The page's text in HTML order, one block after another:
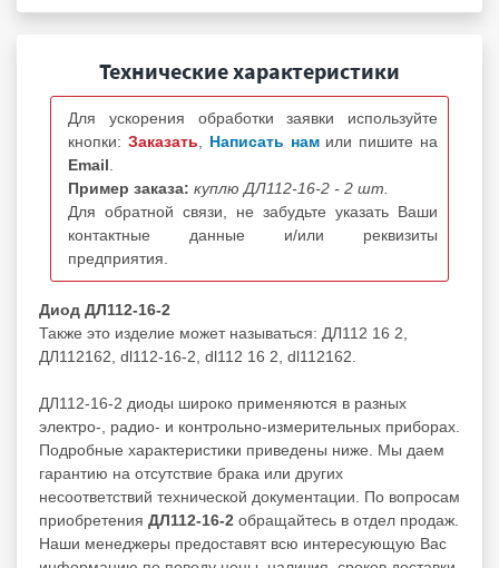
Технические характеристики
Для ускорения обработки заявки используйте
кнопки: Заказать Написать нам или пишите на
Email
Пример заказа: куплю ДЛ112-16-2 - 2 шт.
Для обратной связи, не забудьте указать Ваши
контактные данные и/или реквизиты
предприятия.
Диод ДЛ112-16-2
Также это изделие может называться: ДЛ112 16 2,
ДЛ112162, dl112-16-2, dl112 16 2, dl112162.
ДЛ112-16-2 диоды широко применяются в разных
электро-, радио- и контрольно-измерительных приборах.
Подробные характеристики приведены ниже. Мы даем
гарантию на отсутствие брака или других
несоответствий технической документации. По вопросам
приобретения ДЛ112-16-2 обращайтесь в отдел продаж.
Наши менеджеры предоставят всю интересующую Вас